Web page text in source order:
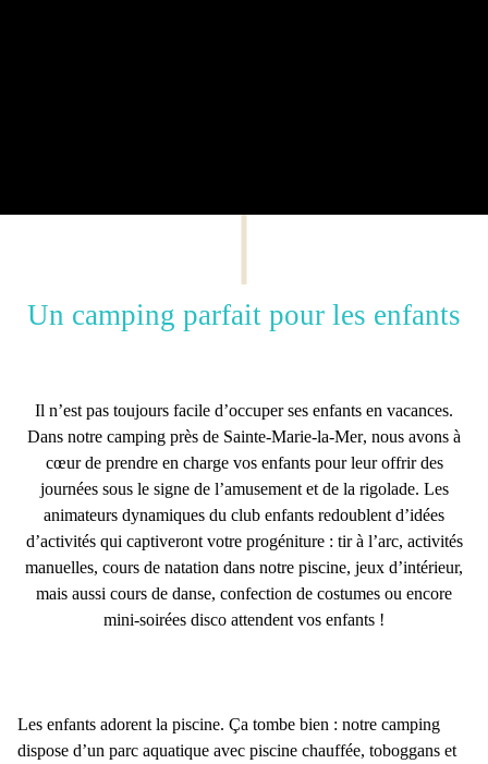
Un camping parfait pour les enfants
Il n’est pas toujours facile d’occuper ses enfants en vacances.
Dans notre camping près de Sainte-Marie-la-Mer, nous avons à
cœur de prendre en charge vos enfants pour leur offrir des
journées sous le signe de l’amusement et de la rigolade. Les
animateurs dynamiques du club enfants redoublent d’idées
d’activités qui captiveront votre progéniture : tir à l’arc, activités
manuelles, cours de natation dans notre piscine, jeux d’intérieur,
mais aussi cours de danse, confection de costumes ou encore
mini-soirées disco attendent vos enfants !
Les enfants adorent la piscine. Ça tombe bien : notre camping
dispose d’un parc aquatique avec piscine chauffée, toboggans et